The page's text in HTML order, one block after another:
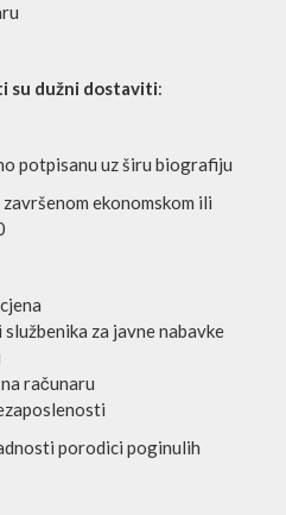
su dužni dostaviti:
potpisanu uz širu biografiju
ekonomskom ili
za javne nabavke
računaru
porodici poginulih